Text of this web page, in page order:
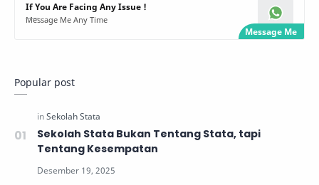
If You Are Facing Any Issue !
Message Me Any Time
Popular post
Sekolah Stata Bukan Tentang Stata, tapi
Tentang Kesempatan